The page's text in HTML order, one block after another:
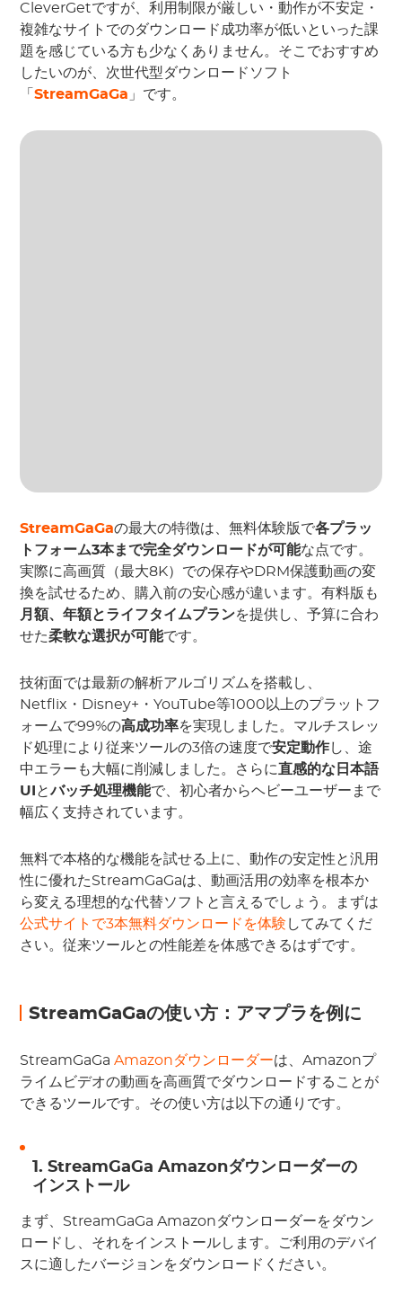
CleverGetですが、利用制限が厳しい・動作が不安定・
複雑なサイトでのダウンロード成功率が低いといった課
題を感じている方も少なくありません。そこでおすすめ
したいのが、次世代型ダウンロードソフト
「StreamGaGa 」です。
StreamGaGaの最大の特徴は、無料体験版で各プラッ
トフォーム3本まで完全ダウンロードが可能な点です。
実際に高画質（最大8K）での保存やDRM保護動画の変
換を試せるため、購入前の安心感が違います。有料版も
月額、年額とライフタイムプランを提供し、予算に合わ
せた柔軟な選択が可能です。
技術面では最新の解析アルゴリズムを搭載し、
Netflix・Disney+・YouTube等1000以上のプラットフ
ォームで99%の高成功率を実現しました。マルチスレッ
ド処理により従来ツールの3倍の速度で安定動作し、途
中エラーも大幅に削減しました。さらに直感的な日本語
UI とバッチ処理機能で、初心者からヘビーユーザーまで
幅広く支持されています。
無料で本格的な機能を試せる上に、動作の安定性と汎用
性に優れたStreamGaGaは、動画活用の効率を根本か
ら変える理想的な代替ソフトと言えるでしょう。まずは
公式サイトで3本無料ダウンロードを体験 してみてくだ
さい。従来ツールとの性能差を体感できるはずです。
StreamGaGaの使い方：アマプラを例に
StreamGaGaAmazonダウンローダーは、Amazonプ
ライムビデオの動画を高画質でダウンロードすることが
できるツールです。その使い方は以下の通りです。
1. StreamGaGa Amazonダウンローダーの
インストール
まず、StreamGaGa Amazonダウンローダーをダウン
ロードし、それをインストールします。ご利用のデバイ
スに適したバージョンをダウンロードください。